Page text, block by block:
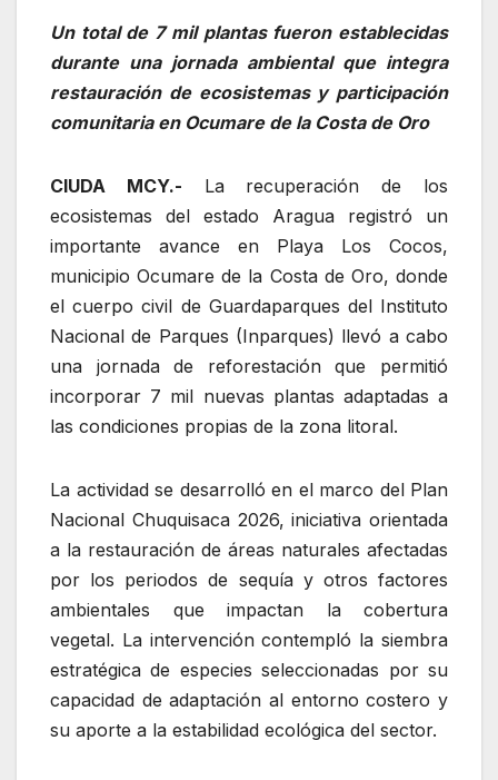
Un total de 7 mil plantas fueron establecidas
durante una jornada ambiental que integra
restauración de ecosistemas y participación
comunitaria en Ocumare de la Costa de Oro
CIUDA MCY.- La recuperación de los
ecosistemas del estado Aragua registró un
importante avance en Playa Los Cocos,
municipio Ocumare de la Costa de Oro, donde
el cuerpo civil de Guardaparques del Instituto
Nacional de Parques (Inparques) llevó a cabo
una jornada de reforestación que permitió
incorporar 7 mil nuevas plantas adaptadas a
las condiciones propias de la zona litoral.
La actividad se desarrolló en el marco del Plan
Nacional Chuquisaca 2026, iniciativa orientada
a la restauración de áreas naturales afectadas
por los periodos de sequía y otros factores
ambientales que impactan la cobertura
vegetal. La intervención contempló la siembra
estratégica de especies seleccionadas por su
capacidad de adaptación al entorno costero y
su aporte a la estabilidad ecológica del sector.